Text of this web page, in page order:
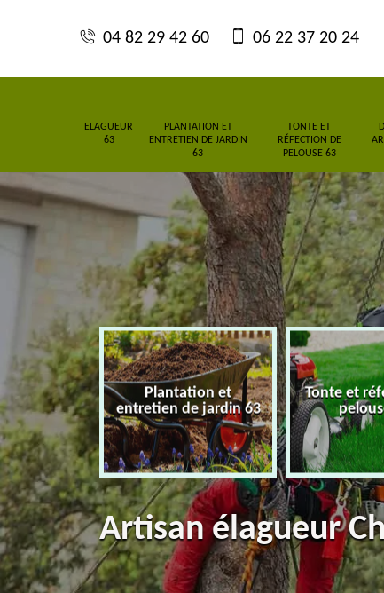
04 82 29 42 60 06 22 37 20 24
ELAGUEUR
63
PLANTATION ET
ENTRETIEN DE JARDIN
63
TONTE ET
RÉFECTION DE
PELOUSE 63
63
Plantation et
entretien de jardin 63
Tonte et
Artisan élagueur